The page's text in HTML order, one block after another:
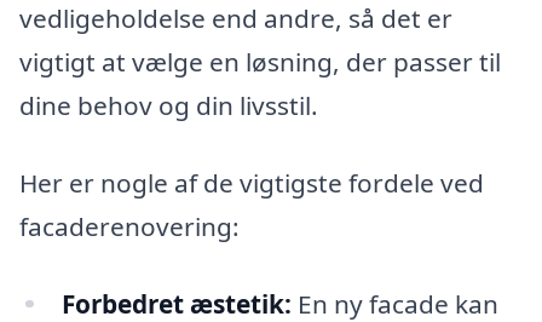
vedligeholdelse end andre, så det er
vigtigt at vælge en løsning, der passer til
dine behov og din livsstil.
Her er nogle af de vigtigste fordele ved
facaderenovering:
Forbedret æstetik: En ny facade kan